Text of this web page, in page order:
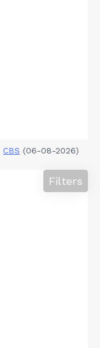
CBS (06-08-2026)
Filters